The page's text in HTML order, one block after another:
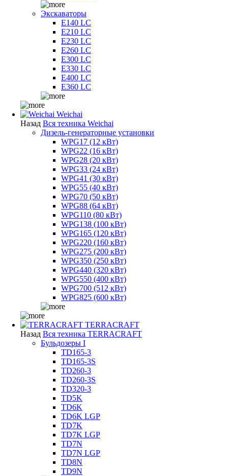
Экскаваторы
E140 LC
E210 LC
E230 LC
E260 LC
E300 LC
E330 LC
E400 LC
E360 LC
Weichai
Назад Вся техника Weichai
Дизель-генераторные установки
WPG17 (12 кВт)
WPG22 (16 кВт)
WPG28 (20 кВт)
WPG33 (24 кВт)
WPG41 (30 кВт)
WPG55 (40 кВт)
WPG70 (50 кВт)
WPG88 (64 кВт)
WPG110 (80 кВт)
WPG138 (100 кВт)
WPG165 (120 кВт)
WPG220 (160 кВт)
WPG275 (200 кВт)
WPG350 (250 кВт)
WPG440 (320 кВт)
WPG550 (400 кВт)
WPG700 (512 кВт)
WPG825 (600 кВт)
TERRACRAFT
Назад Вся техника TERRACRAFT
Бульдозеры I
TD165-3
TD165-3S
TD260-3
TD260-3S
TD320-3
TD5K
TD6K
TD6K LGP
TD7K
TD7K LGP
TD7N
TD7N LGP
TD8N
TD9N